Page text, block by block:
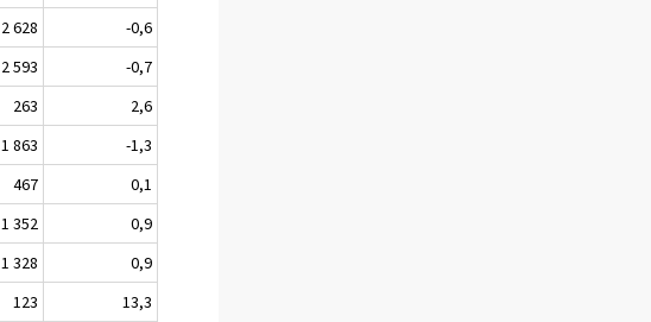
2 628
-0,6
2 593
-0,7
263
2,6
1 863
-1,3
467
0,1
1 352
0,9
1 328
0,9
123
13,3